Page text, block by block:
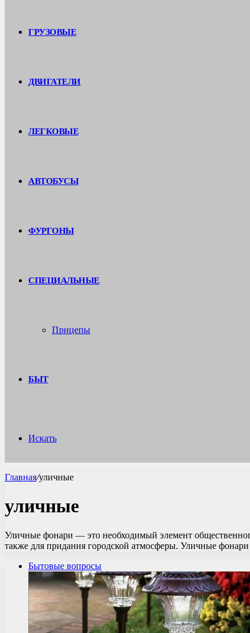
ГРУЗОВЫЕ
ДВИГАТЕЛИ
ЛЕГКОВЫЕ
АВТОБУСЫ
ФУРГОНЫ
СПЕЦИАЛЬНЫЕ
Прицепы
БЫТ
Искать
Главная/уличные
уличные
Уличные фонари — это необходимый элемент
также для придания городской атмосферы. Уличные
Бытовые вопросы